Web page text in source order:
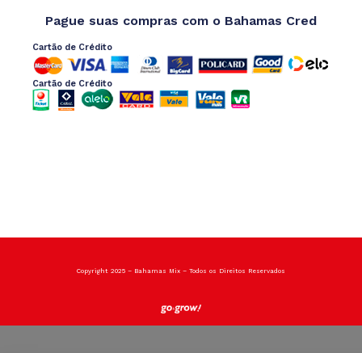
Pague suas compras com o Bahamas Cred
Cartão de Crédito
Cartão de Crédito
Copyright 2025 – Bahamas Mix – Todos os Direitos Reservados